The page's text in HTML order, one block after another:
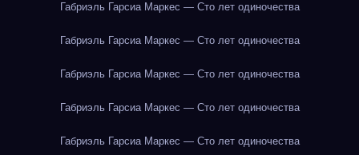
Габриэль Гарсиа Маркес — Сто лет одиночества
Габриэль Гарсиа Маркес — Сто лет одиночества
Габриэль Гарсиа Маркес — Сто лет одиночества
Габриэль Гарсиа Маркес — Сто лет одиночества
Габриэль Гарсиа Маркес — Сто лет одиночества